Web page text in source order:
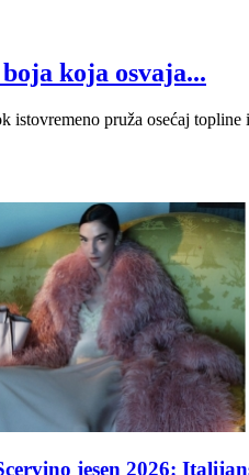
koja osvaja...
pruža osećaj topline
Kjuri otvara novo
za jesen/zimu